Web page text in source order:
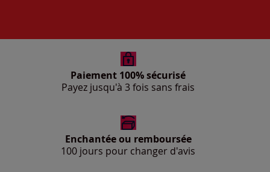
Paiement 100% sécurisé
Payez jusqu'à 3 fois sans frais
Enchantée ou remboursée
100 jours pour changer d'avis